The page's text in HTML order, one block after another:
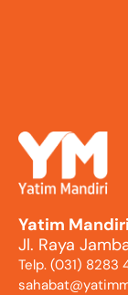
Yatim Mandiri
Jl. Raya
Telp. (031) 8283